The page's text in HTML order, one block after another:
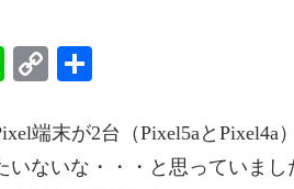
LineCopy
端末が2台（Pixel5aと
いないな・・・と思っていま